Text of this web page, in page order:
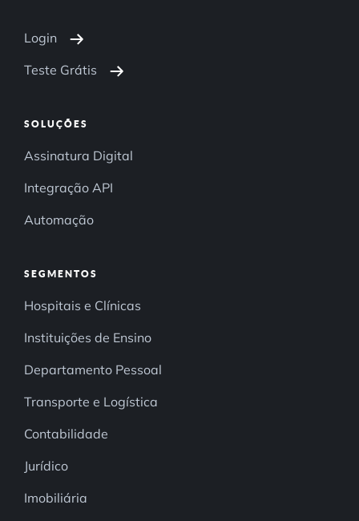
Login
Teste Grátis
SOLUÇÕES
Assinatura Digital
Integração API
Automação
SEGMENTOS
Hospitais e Clínicas
Instituições de Ensino
Departamento Pessoal
Transporte e Logística
Contabilidade
Jurídico
Imobiliária